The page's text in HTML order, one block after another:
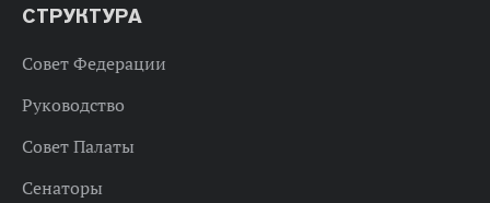
СТРУКТУРА
Совет Федерации
Руководство
Совет Палаты
Сенаторы